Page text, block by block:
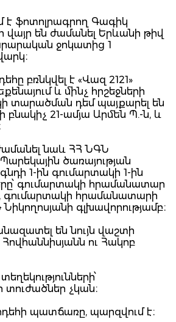
է ֆոտոլրագրող Գագիկ
վայր են ժամանել Երևանի թիվ
ջոկատից 1
բռնկվել է «Վազ 2121»
և մինչ հրշեջների
տարածման դեմ պայքարել են
բնակիչ 21-ամյա Արմեն Պ.-ն, և
նաև ՀՀ ՆԳՆ
ծառայության
1-ին գումարտակի 1-ին
գումարտակի հրամանատար
գումարտակի հրամանատարի
գլխավորությամբ։
են նույն վաշտի
ու Հակոբ
չկան։
պատճառը, պարզվում է։